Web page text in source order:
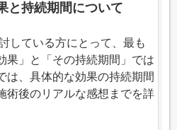
と持続期間について
している方にとって、最も
果」と「その持続期間」では
は、具体的な効果の持続期間
術後のリアルな感想までを詳